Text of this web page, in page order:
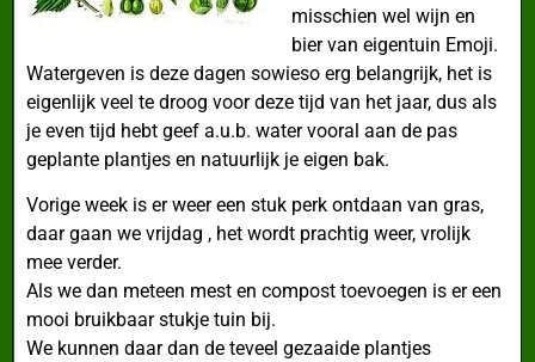
misschien wel wijn en
bier van eigentuin Emoji.
Watergeven is deze dagen sowieso erg belangrijk, het is
eigenlijk veel te droog voor deze tijd van het jaar, dus als
je even tijd hebt geef a.u.b. water vooral aan de pas
geplante plantjes en natuurlijk je eigen bak.
Vorige week is er weer een stuk perk ontdaan van gras,
daar gaan we vrijdag , het wordt prachtig weer, vrolijk
mee verder.
Als we dan meteen mest en compost toevoegen is er een
mooi bruikbaar stukje tuin bij.
We kunnen daar dan de teveel gezaaide plantjes